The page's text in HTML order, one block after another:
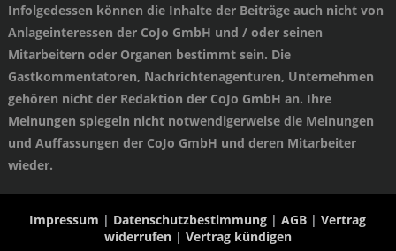
Infolgedessen können die Inhalte der Beiträge auch nicht von
Anlageinteressen der CoJo GmbH und / oder seinen
Mitarbeitern oder Organen bestimmt sein. Die
Gastkommentatoren, Nachrichtenagenturen, Unternehmen
gehören nicht der Redaktion der CoJo GmbH an. Ihre
Meinungen spiegeln nicht notwendigerweise die Meinungen
und Auffassungen der CoJo GmbH und deren Mitarbeiter
wieder.
Impressum | Datenschutzbestimmung |AGB |Vertrag
widerrufen| Vertrag kündigen